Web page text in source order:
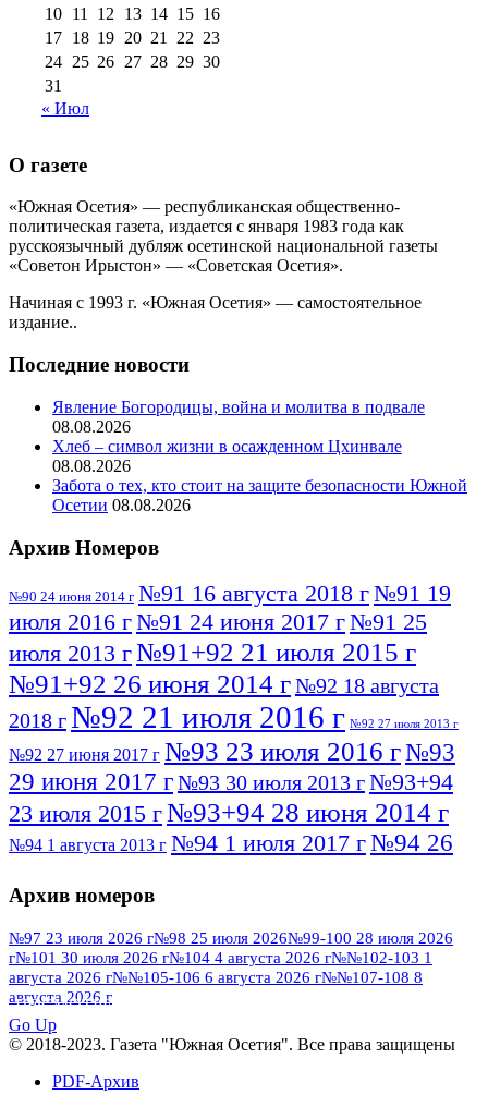
10 11 12 13 14 15 16
17 18 19 20 21 22 23
24 25 26 27 28 29 30
31
« Июл
О газете
«Южная Осетия» — республиканская общественно-
политическая газета, издается с января 1983 года как
русскоязычный дубляж осетинской национальной газеты
«Советон Ирыстон» — «Советская Осетия».
Начиная с 1993 г. «Южная Осетия» — самостоятельное
издание..
Последние новости
Явление Богородицы, война и молитва в подвале
08.08.2026
Хлеб – символ жизни в осажденном Цхинвале
08.08.2026
Забота о тех, кто стоит на защите безопасности Южной
Осетии 08.08.2026
Архив Номеров
№90 24 июня 2014 г №91 16 августа 2018 г№91 19
июля 2016 г№91 24 июня 2017 г№91 25
июля 2013 г№91+92 21 июля 2015 г
№91+92 26 июня 2014 г№92 18 августа
2018 г№92 21 июля 2016 г №92 27 июля 2013 г
№92 27 июня 2017 г №93 23 июля 2016 г№93
29 июня 2017 г№93 30 июля 2013 г№93+94
23 июля 2015 г№93+94 28 июня 2014 г
№94 1 августа 2013 г №94 1 июля 2017 г№94 26
№95 7 августа 2012 г
№95 28 июля 2016 г №95+96 3 августа
2013 г№96 6 июля 2017 г№96 9 августа
2012 г №96 28 июля 2015 г
№96+97 30 июля 2016 г
№97 11 августа 2012 г
Архив номеров
№97 23 июля 2026 г№98 25 июля 2026№99-100 28 июля 2026
г№101 30 июля 2026 г№104 4 августа 2026 г№№102-103 1
августа 2026 г№№105-106 6 августа 2026 г№№107-108 8
августа 2026 г
ПОСМОТРЕТЬ ВСЕ
Go Up
© 2018-2023. Газета "Южная Осетия". Все права защищены
PDF-Архив